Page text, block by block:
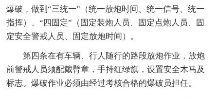
爆破，做到“三统一”（统一放炮时间、统一信号、统一
指挥）、“四固定”（固定装炮人员、固定点炮人员、固
定安全警戒人员、固定放炮时间）。
第四条在有车辆、行人随行的路段放炮作业，放炮
前警戒人员须配戴臂章，手持红绿旗，设置安全木马及
标志。爆破作业必须由经过考核合格的爆破员担任。